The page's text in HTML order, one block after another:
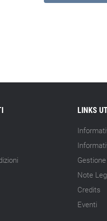
LINKS
Note
Credits
Eventi